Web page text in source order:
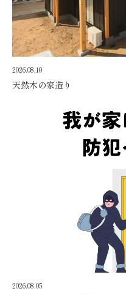
2026.08.10
天然木の家造り
2026.08.05